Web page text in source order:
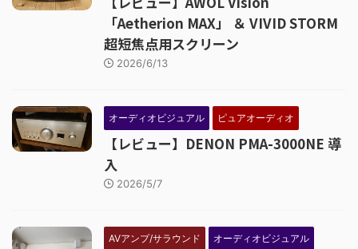
「Aetherion MAX」 ＆ VIVID STORM
超短焦点用スクリーン
2026/6/13
オーディオビジュアル ピュアオーディオ
【レビュー】DENON PMA-3000NE 導
入
2026/5/7
AVアンプ/サラウンド オーディオビジュアル